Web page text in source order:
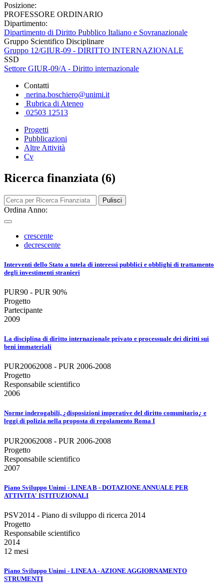
Posizione:
PROFESSORE ORDINARIO
Dipartimento:
Dipartimento di Diritto Pubblico Italiano e Sovranazionale
Gruppo Scientifico Disciplinare
Gruppo 12/GIUR-09 - DIRITTO INTERNAZIONALE
SSD
Settore GIUR-09/A - Diritto internazionale
Contatti
nerina.boschiero@unimi.it
Rubrica di Ateneo
02503 12513
Progetti
Pubblicazioni
Altre Attività
Cv
Ricerca finanziata (6)
Pulisci
Ordina Anno:
crescente
decrescente
Interventi dello Stato a tutela di interessi pubblici e obblighi di trattamento
degli investimenti stranieri
PUR90 - PUR 90%
Progetto
Partecipante
2009
La disciplina di diritto internazionale privato e processuale dei diritti sui
beni immateriali
PUR20062008 - PUR 2006-2008
Progetto
Responsabile scientifico
2006
Norme inderogabili, ¿disposizioni imperative del diritto comunitario¿ e
leggi di polizia nella proposta di regolamento Roma I
PUR20062008 - PUR 2006-2008
Progetto
Responsabile scientifico
2007
Piano Sviluppo Unimi - LINEA B - DOTAZIONE ANNUALE PER
ATTIVITA' ISTITUZIONALI
PSV2014 - Piano di sviluppo di ricerca 2014
Progetto
Responsabile scientifico
2014
12 mesi
Piano Sviluppo Unimi - LINEA A - AZIONE AGGIORNAMENTO
STRUMENTI